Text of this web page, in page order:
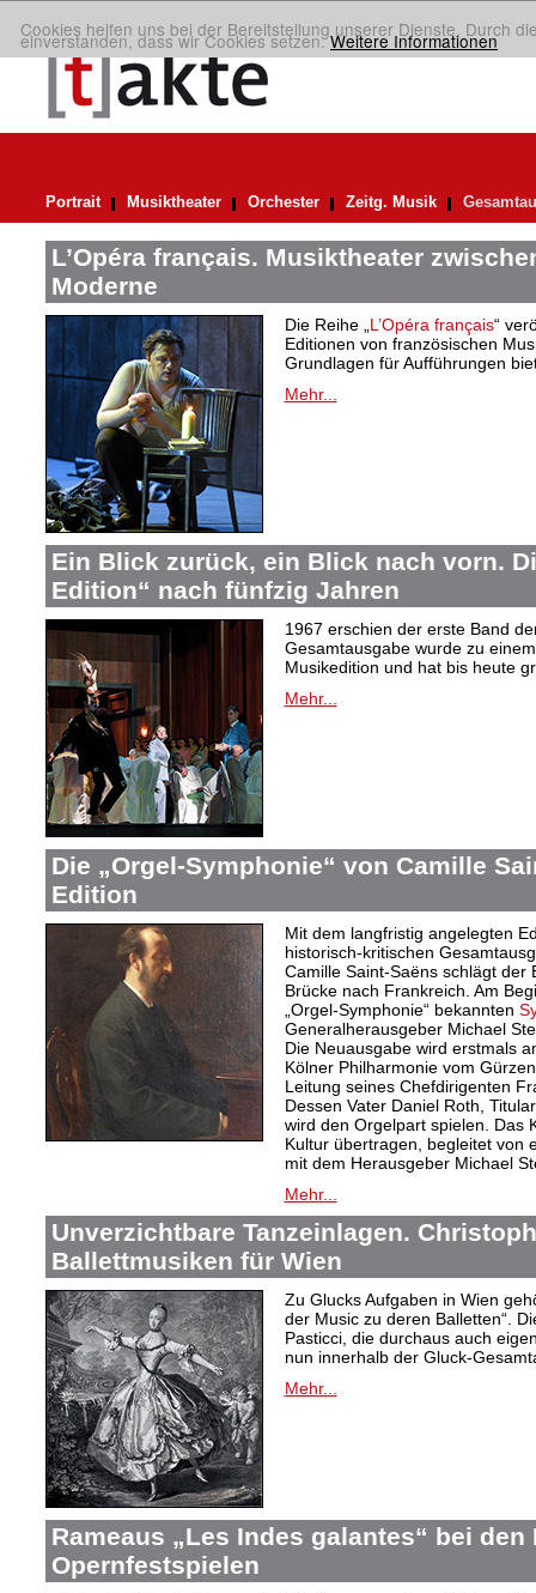
Cookies helfen uns bei der Bereitstellung unserer Dienste. Durch
einverstanden, dass wir Cookies setzen.Weitere Informationen
Portrait Musiktheater Orchester Zeitg. Musik
L’Opéra français. Musiktheater
Moderne
Die Reihe „ L’Opéra français“
Editionen von französischen
Grundlagen für Aufführungen
Mehr...
Ein Blick zurück, ein Blick nach vorn.
Edition“ nach fünfzig Jahren
1967 erschien der erste Band
Gesamtausgabe wurde zu
Musikedition und hat bis heute
Mehr...
Die „Orgel-Symphonie“ von Camille
Edition
Mit dem langfristig angelegten
historisch-kritischen
Camille Saint-Saëns schlägt der
Brücke nach Frankreich. Am
„Orgel-Symphonie“ bekannten
Generalherausgeber Michael
Die Neuausgabe wird erstmals
Kölner Philharmonie vom
Leitung seines Chefdirigenten
Dessen Vater Daniel Roth,
wird den Orgelpart spielen. Das
Kultur übertragen, begleitet von
mit dem Herausgeber Michael
Mehr...
Unverzichtbare Tanzeinlagen.
Ballettmusiken für Wien
Zu Glucks Aufgaben in Wien
der Music zu deren Balletten“.
Pasticci, die durchaus auch
nun innerhalb der Gluck-
Mehr...
Rameaus „Les Indes galantes“ bei den
Opernfestspielen